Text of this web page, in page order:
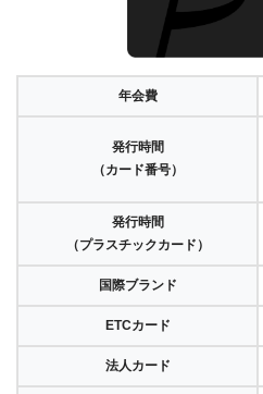
年会費
発行時間
（カード番号）
発行時間
（プラスチックカード）
国際ブランド
ETCカード
法人カード